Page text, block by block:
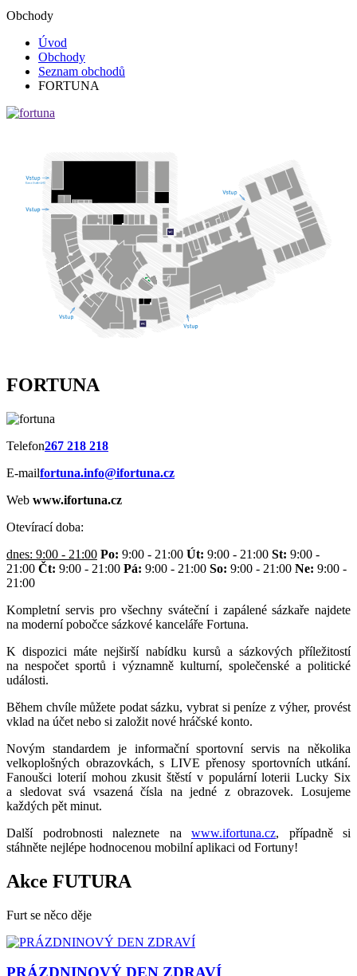
Obchody
Úvod
Obchody
Seznam obchodů
FORTUNA
FORTUNA
Telefon267 218 218
E-mailfortuna.info@ifortuna.cz
Web www.ifortuna.cz
Otevírací doba:
dnes: 9:00 - 21:00 Po: 9:00 - 21:00 Út: 9:00 - 21:00 St: 9:00 -
21:00 Čt: 9:00 - 21:00 Pá: 9:00 - 21:00 So: 9:00 - 21:00 Ne: 9:00 -
21:00
Kompletní servis pro všechny sváteční i zapálené sázkaře najdete
na moderní pobočce sázkové kanceláře Fortuna.
K dispozici máte nejširší nabídku kursů a sázkových příležitostí
na nespočet sportů i významně kulturní, společenské a politické
události.
Během chvíle můžete podat sázku, vybrat si peníze z výher, provést
vklad na účet nebo si založit nové hráčské konto.
Novým standardem je informační sportovní servis na několika
velkoplošných obrazovkách, s LIVE přenosy sportovních utkání.
Fanoušci loterií mohou zkusit štěstí v populární loterii Lucky Six
a sledovat svá vsazená čísla na jedné z obrazovek. Losujeme
každých pět minut.
Další podrobnosti naleznete na www.ifortuna.cz, případně si
stáhněte nejlépe hodnocenou mobilní aplikaci od Fortuny!
Akce FUTURA
Furt se něco děje
PRÁZDNINOVÝ DEN ZDRAVÍ